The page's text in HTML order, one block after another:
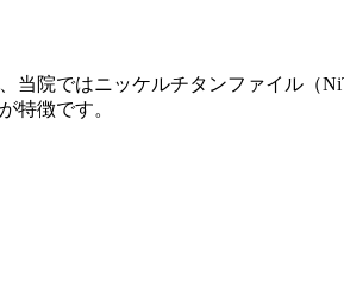
院ではニッケルチタンファイル（
特徴です。